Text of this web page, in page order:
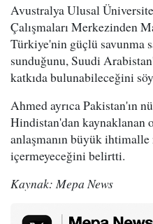
Avustralya Ulusal
Çalışmaları Merkezinden
Türkiye'nin güçlü savunma
sunduğunu, Suudi
katkıda bulunabileceğini
Ahmed ayrıca Pakistan'ın
Hindistan'dan kaynaklanan
anlaşmanın büyük
içermeyeceğini belirtti.
Kaynak: Mepa News